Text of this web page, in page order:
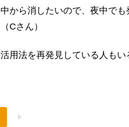
から消したいので、夜中でも
Cさん）
用法を再発見している人もい